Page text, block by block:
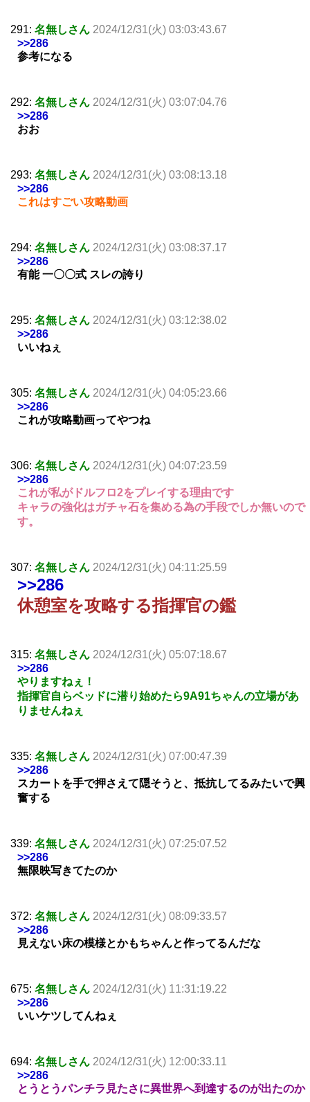
291: 名無しさん 2024/12/31(火) 03:03:43.67
>>286
参考になる
292: 名無しさん 2024/12/31(火) 03:07:04.76
>>286
おお
293: 名無しさん 2024/12/31(火) 03:08:13.18
>>286
これはすごい攻略動画
294: 名無しさん 2024/12/31(火) 03:08:37.17
>>286
有能 一〇〇式 スレの誇り
295: 名無しさん 2024/12/31(火) 03:12:38.02
>>286
いいねぇ
305: 名無しさん 2024/12/31(火) 04:05:23.66
>>286
これが攻略動画ってやつね
306: 名無しさん 2024/12/31(火) 04:07:23.59
>>286
これが私がドルフロ2をプレイする理由です
キャラの強化はガチャ石を集める為の手段でしか無いので
す。
307: 名無しさん 2024/12/31(火) 04:11:25.59
>>286
休憩室を攻略する指揮官の鑑
315: 名無しさん 2024/12/31(火) 05:07:18.67
>>286
やりますねぇ！
指揮官自らベッドに潜り始めたら9A91ちゃんの立場があ
りませんねぇ
335: 名無しさん 2024/12/31(火) 07:00:47.39
>>286
スカートを手で押さえて隠そうと、抵抗してるみたいで興
奮する
339: 名無しさん 2024/12/31(火) 07:25:07.52
>>286
無限映写きてたのか
372: 名無しさん 2024/12/31(火) 08:09:33.57
>>286
見えない床の模様とかもちゃんと作ってるんだな
675: 名無しさん 2024/12/31(火) 11:31:19.22
>>286
いいケツしてんねぇ
694: 名無しさん 2024/12/31(火) 12:00:33.11
>>286
とうとうパンチラ見たさに異世界へ到達するのが出たのか